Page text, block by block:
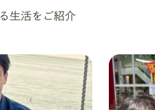
生活をご紹介